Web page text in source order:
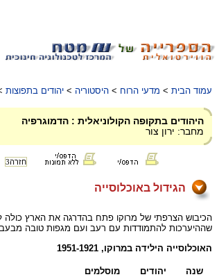
עמוד הבית > מדעי הרוח > היסטוריה > יהודים בתפוצות
היהודים בתקופה הקולוניאלית : הדמוגרפיה
מחבר: ירון צור
חזרה3
הגידול באוכלוסייה
הכיבוש הצרפתי של מרוקו פתח בהדרגה את הארץ כולה
שההיערכות להתמודדות עם רעב ועם מגפות טובה
האוכלוסייה הילידה במרוקו, 1951-1921
שנה יהודים
מוסלמים